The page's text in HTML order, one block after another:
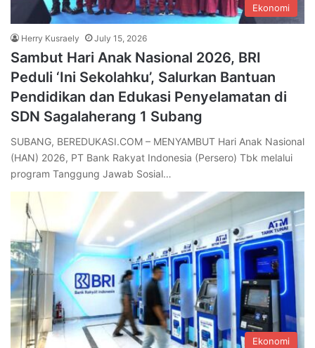
Ekonomi
Herry Kusraely July 15, 2026
Sambut Hari Anak Nasional 2026, BRI
Peduli ‘Ini Sekolahku’, Salurkan Bantuan
Pendidikan dan Edukasi Penyelamatan di
SDN Sagalaherang 1 Subang
SUBANG, BEREDUKASI.COM – MENYAMBUT Hari Anak Nasional
(HAN) 2026, PT Bank Rakyat Indonesia (Persero) Tbk melalui
program Tanggung Jawab Sosial…
Ekonomi